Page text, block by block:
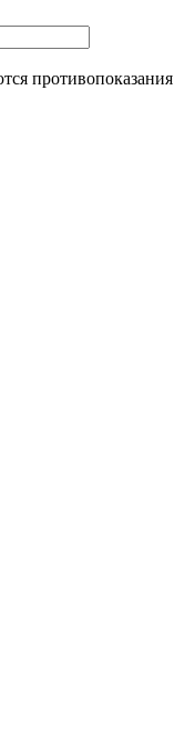
противопоказания